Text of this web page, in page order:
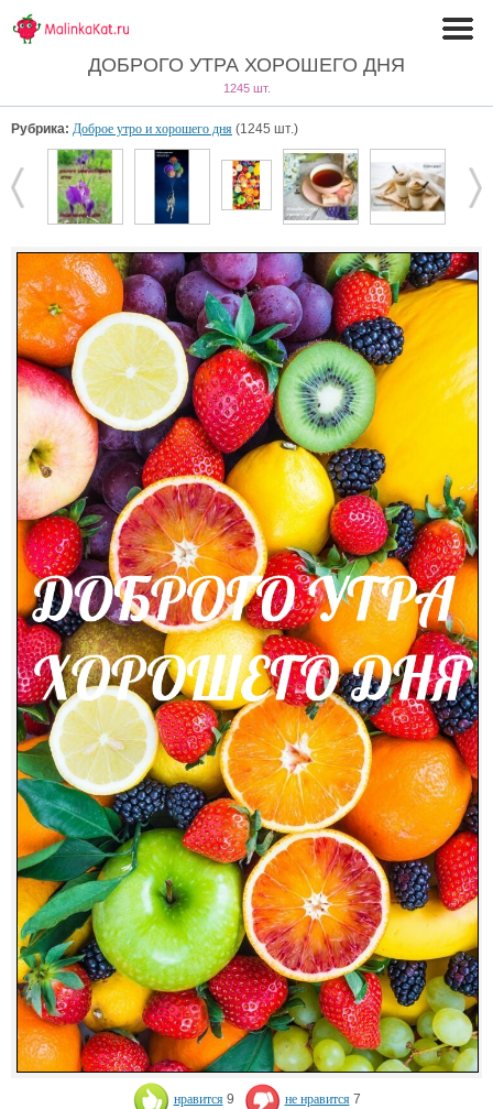
ДОБРОГО УТРА ХОРОШЕГО ДНЯ
1245 шт.
Рубрика: Доброе утро и хорошего дня (1245 шт.)
нравится 9 не нравится 7